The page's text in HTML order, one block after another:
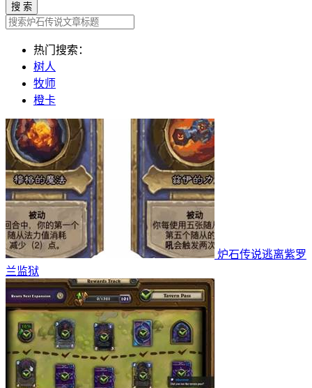
搜 索
热门搜索：
树人
牧师
橙卡
炉石传说逃离紫罗
兰监狱